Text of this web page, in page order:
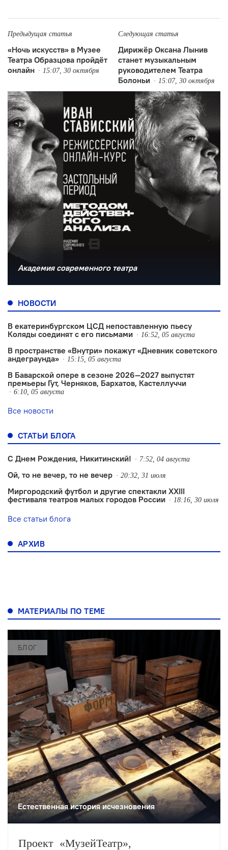
Предыдущая статья
«Ночь искусств» в Музее
Театра Образцова пройдёт
онлайн
15:07, 30 октября
Следующая статья
Дирижёр Оксана Лынив
станет музыкальным
руководителем Театра
Болоньи
15:07, 30 октября
Академия современного театра
НОВОСТИ
В екатеринбургском ЦСД непоставленную пьесу
Коляды соединят с его письмами
16:52, 05 августа
В пространстве «Внутри» покажут «Дневник советского
андеграунда»
15:15, 05 августа
В Баварской опере в сезоне 2026—2027 выпустят
премьеры Гут, Черняков, Бархатов, Кастеллуччи
6:10, 05 августа
Все новости
СТАТЬИ БЛОГА
С Днем Рождения, Никитинский! 7:52, 04 августа
Ой, то не вечер, то не вечер 20:32, 31 июля
Миргородский футбол и другие спектакли XXIII
фестиваля театров малых городов России
18:16, 30 июля
Все статьи блога
АРХИВ
МАТЕРИАЛЫ ПО ТЕМЕ
БЛОГ
Естественная история исчезновения
Проект «МузейТеатр»,